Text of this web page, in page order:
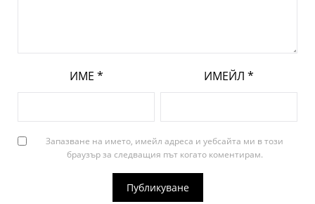
ИМЕ * ИМЕЙЛ *
Запазване на името, имейл адреса и уебсайта ми в този
браузър за следващия път когато коментирам.